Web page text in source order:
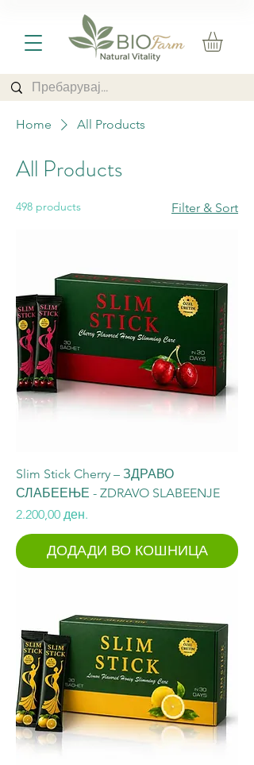
Home All Products
All Products
498 products Filter & Sort
Slim Stick Cherry – ЗДРАВО
СЛАБЕЕЊЕ - ZDRAVO SLABEENJE
Price
2.200,00 ден.
ДОДАДИ ВО КОШНИЦА